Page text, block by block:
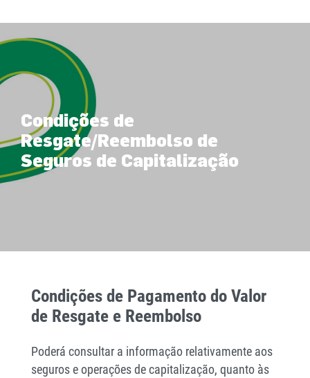
Condições de
Resgate/Reembolso de
Seguros de Capitalização
Condições de Pagamento do Valor
de Resgate e Reembolso
Poderá consultar a informação relativamente aos
seguros e operações de capitalização, quanto às